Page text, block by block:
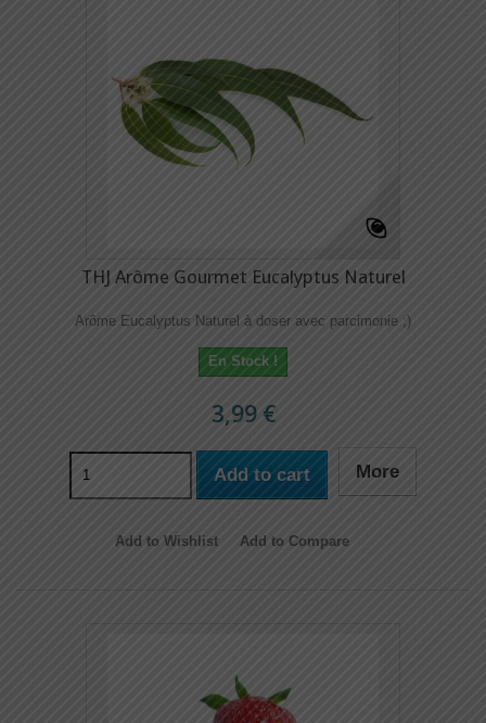
THJ Arôme Gourmet Eucalyptus Naturel
Arôme Eucalyptus Naturel à doser avec parcimonie ;)
En Stock !
3,99 €
Add to cart More
Add to Wishlist Add to Compare